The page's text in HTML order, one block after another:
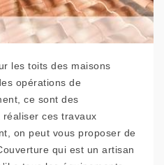
les toits des maisons
opérations de
ce sont des
ces travaux
on peut vous proposer de
qui est un artisan